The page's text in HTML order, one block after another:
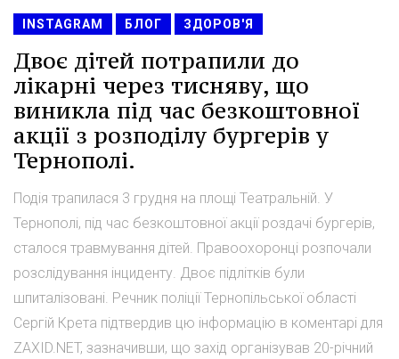
INSTAGRAM БЛОГ ЗДОРОВ'Я
Двоє дітей потрапили до
лікарні через тисняву, що
виникла під час безкоштовної
акції з розподілу бургерів у
Тернополі.
Подія трапилася 3 грудня на площі Театральній. У
Тернополі, під час безкоштовної акції роздачі бургерів,
сталося травмування дітей. Правоохоронці розпочали
розслідування інциденту. Двоє підлітків були
шпиталізовані. Речник поліції Тернопільської області
Сергій Крета підтвердив цю інформацію в коментарі для
ZAXID.NET, зазначивши, що захід організував 20-річний